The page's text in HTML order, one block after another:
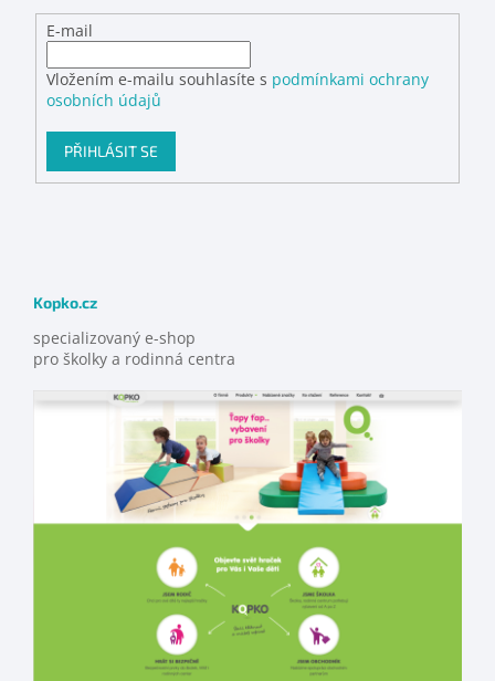
E-mail
Vložením e-mailu souhlasíte s podmínkami ochrany
osobních údajů
PŘIHLÁSIT SE
Kopko.cz
specializovaný e-shop
pro školky a rodinná centra